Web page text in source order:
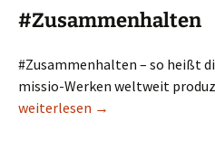
#Zusammenhalten
#Zusammenhalten – so heißt
missio-Werken weltweit
Sonntag der Weltmission 2020
weiterlesen →